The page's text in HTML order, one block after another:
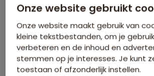
Wanneer kan ik het beste een reis
boeken?
Kan ik ook eerst een optie nemen
Onze website gebruikt
Onze website maakt gebruik van
kleine tekstbestanden, om je
verbeteren en de inhoud en
stemmen op je interesses. Je kunt
toestaan of afzonderlijk instellen.